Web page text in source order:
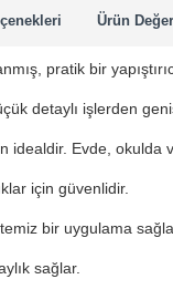
Ürün
pratik bir
detaylı işlerden
Evde, okulda
için güvenlidir.
bir uygulama
sağlar.